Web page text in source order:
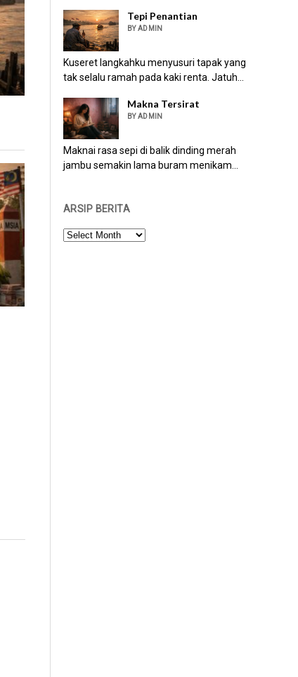
Tepi Penantian
BY ADMIN
Kuseret langkahku menyusuri tapak yang
tak selalu ramah pada kaki renta. Jatuh...
Makna Tersirat
BY ADMIN
Maknai rasa sepi di balik dinding merah
jambu semakin lama buram menikam...
ARSIP BERITA
ARSIP